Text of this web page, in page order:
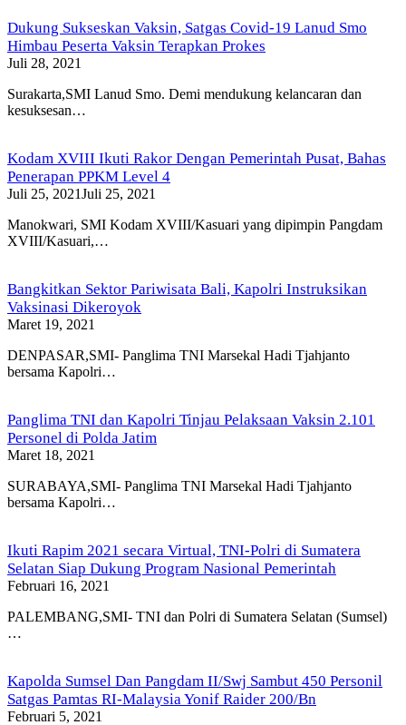
Dukung Sukseskan Vaksin, Satgas Covid-19 Lanud Smo
Himbau Peserta Vaksin Terapkan Prokes
Juli 28, 2021
Surakarta,SMI Lanud Smo. Demi mendukung kelancaran dan
kesuksesan…
Kodam XVIII Ikuti Rakor Dengan Pemerintah Pusat, Bahas
Penerapan PPKM Level 4
Juli 25, 2021Juli 25, 2021
Manokwari, SMI Kodam XVIII/Kasuari yang dipimpin Pangdam
XVIII/Kasuari,…
Bangkitkan Sektor Pariwisata Bali, Kapolri Instruksikan
Vaksinasi Dikeroyok
Maret 19, 2021
DENPASAR,SMI- Panglima TNI Marsekal Hadi Tjahjanto
bersama Kapolri…
Panglima TNI dan Kapolri Tinjau Pelaksaan Vaksin 2.101
Personel di Polda Jatim
Maret 18, 2021
SURABAYA,SMI- Panglima TNI Marsekal Hadi Tjahjanto
bersama Kapolri…
Ikuti Rapim 2021 secara Virtual, TNI-Polri di Sumatera
Selatan Siap Dukung Program Nasional Pemerintah
Februari 16, 2021
PALEMBANG,SMI- TNI dan Polri di Sumatera Selatan (Sumsel)
…
Kapolda Sumsel Dan Pangdam II/Swj Sambut 450 Personil
Satgas Pamtas RI-Malaysia Yonif Raider 200/Bn
Februari 5, 2021